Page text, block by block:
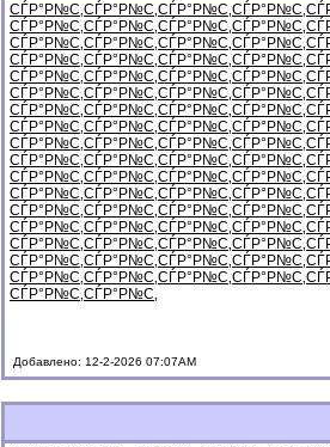
СЃР°Р№С‚СЃР°Р№С‚СЃР°Р№С‚СЃР°Р№С‚
СЃР°Р№С‚СЃР°Р№С‚СЃР°Р№С‚СЃР°Р№С‚
СЃР°Р№С‚СЃР°Р№С‚СЃР°Р№С‚СЃР°Р№С‚
СЃР°Р№С‚СЃР°Р№С‚СЃР°Р№С‚СЃР°Р№С‚
СЃР°Р№С‚СЃР°Р№С‚СЃР°Р№С‚СЃР°Р№С‚
СЃР°Р№С‚СЃР°Р№С‚СЃР°Р№С‚СЃР°Р№С‚
СЃР°Р№С‚СЃР°Р№С‚СЃР°Р№С‚СЃР°Р№С‚
СЃР°Р№С‚СЃР°Р№С‚СЃР°Р№С‚СЃР°Р№С‚
СЃР°Р№С‚СЃР°Р№С‚СЃР°Р№С‚СЃР°Р№С‚
СЃР°Р№С‚СЃР°Р№С‚СЃР°Р№С‚СЃР°Р№С‚
СЃР°Р№С‚СЃР°Р№С‚СЃР°Р№С‚СЃР°Р№С‚
СЃР°Р№С‚СЃР°Р№С‚СЃР°Р№С‚СЃР°Р№С‚
СЃР°Р№С‚СЃР°Р№С‚СЃР°Р№С‚СЃР°Р№С‚
СЃР°Р№С‚СЃР°Р№С‚СЃР°Р№С‚СЃР°Р№С‚
СЃР°Р№С‚СЃР°Р№С‚СЃР°Р№С‚СЃР°Р№С‚
СЃР°Р№С‚СЃР°Р№С‚СЃР°Р№С‚СЃР°Р№С‚
СЃР°Р№С‚СЃР°Р№С‚СЃР°Р№С‚СЃР°Р№С‚
СЃР°Р№С‚СЃР°Р№С‚
Добавлено: 12-2-2026 07:07AM